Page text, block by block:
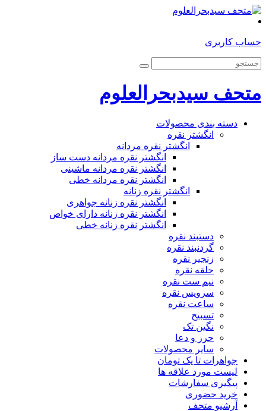
حساب کاربری
متحف سیدبحرالعلوم
دسته بندی محصولات
انگشتر نقره
انگشتر نقره مردانه
انگشتر نقره مردانه دست ساز
انگشتر نقره مردانه ماشینی
انگشتر نقره مردانه خطی
انگشتر نقره زنانه
انگشتر نقره زنانه جواهری
انگشتر نقره زنانه دارای خواص
انگشتر نقره زنانه خطی
دستبند نقره
گردنبند نقره
زنجیر نقره
حلقه نقره
نیم ست نقره
سرویس نقره
ساعت نقره
تسبیح
نگین تک
حرز و دعا
سایر محصولات
جواهرات تا یک تومان
لیست مورد علاقه ها
پیگیری سفارشات
خرید حضوری
آرشیو متحف